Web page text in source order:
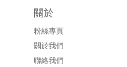
關於
粉絲專頁
關於我們
聯絡我們